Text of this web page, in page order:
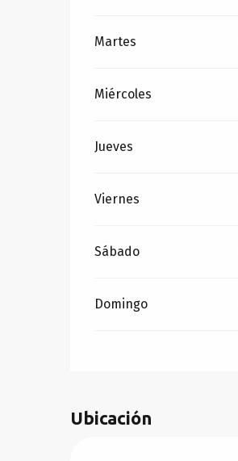
Martes
Miércoles
Jueves
Viernes
Sábado
Domingo
Ubicación